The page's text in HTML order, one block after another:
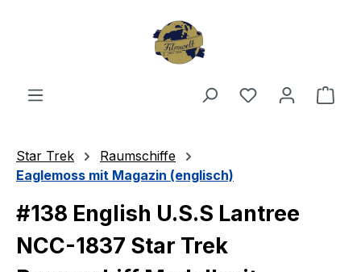
Du hast 0
Star Trek
Raumschiffe
Eaglemoss mit Magazin (englisch)
#138 English U.S.S Lantree
NCC-1837 Star Trek